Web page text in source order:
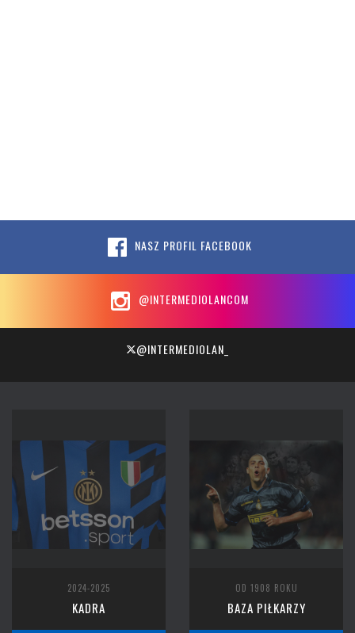
NASZ PROFIL FACEBOOK
@INTERMEDIOLANCOM
@INTERMEDIOLAN_
2024-2025
KADRA
OD 1908 ROKU
BAZA PIŁKARZY